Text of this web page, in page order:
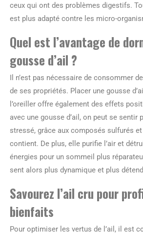
ceux qui ont des problèmes digestifs.
est plus adapté contre les micro-
Quel est l’avantage de
gousse d’ail ?
Il n’est pas nécessaire de consommer
de ses propriétés. Placer une gousse
l’oreiller offre également des effets
avec une gousse d’ail, on peut se sentir
stressé, grâce aux composés sulfurés et
contient. De plus, elle purifie l’air et
énergies pour un sommeil plus
sent alors plus dynamique et plus
Savourez l’ail cru pour
bienfaits
Pour optimiser les vertus de l’ail, il est